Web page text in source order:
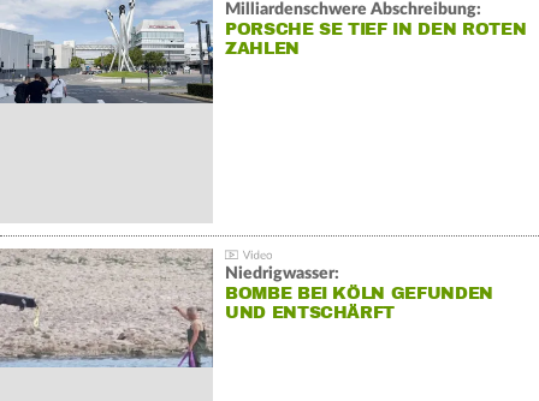
Milliardenschwere Abschreibung:
PORSCHE SE TIEF IN DEN ROTEN
ZAHLEN
Niedrigwasser:
BOMBE BEI KÖLN GEFUNDEN
UND ENTSCHÄRFT